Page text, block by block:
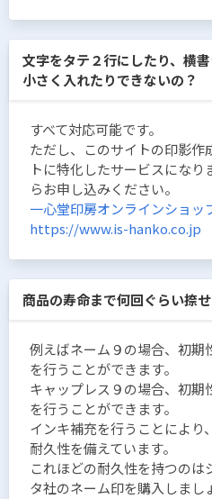
文字をタテ２行にしたり、横
小さく入れたりできないの？
すべて対応可能です。
ただし、このサイトの印影作
トに特化したサービスにな
らお申し込みください。
一心堂印房オンラインショッ
https://www.is-hanko.co.jp
商品の寿命まで何回ぐらい捺
例えばネーム９の場合、初期
を行うことができます。
キャップレス９の場合、初期
を行うことができます。
インキ補充を行うことにより
耐久性を備えています。
これほどの耐久性を持つの
タ社のネーム印を購入しまし